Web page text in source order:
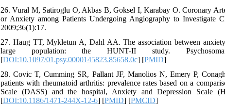
26. Vural M, Satiroglu O, Akbas B, Goksel I, Karabay O. Coronary
or Anxiety among Patients Undergoing Angiography to Investigate
2009;36(1):17.
27. Haug TT, Mykletun A, Dahl AA. The association between
large population: the HUNT-II study.
[DOI:10.1097/01.psy.0000145823.85658.0c] [PMID]
28. Covic T, Cumming SR, Pallant JF, Manolios N, Emery P,
patients with rheumatoid arthritis: prevalence rates based on a
Scale (DASS) and the hospital, Anxiety and Depression Scale
[DOI:10.1186/1471-244X-12-6] [PMID] [PMCID]